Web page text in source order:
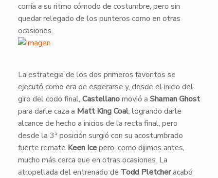
corría a su ritmo cómodo de costumbre, pero sin
quedar relegado de los punteros como en otras
ocasiones.
La estrategia de los dos primeros favoritos se
ejecutó como era de esperarse y, desde el inicio del
giro del codo final, Castellanomovió a Shaman Ghost
para darle caza a Matt King Coal, logrando darle
alcance de hecho a inicios de la recta final, pero
desde la 3ª posición surgió con su acostumbrado
fuerte remate Keen Icepero, como dijimos antes,
mucho más cerca que en otras ocasiones. La
atropellada del entrenado de Todd Pletcheracabó